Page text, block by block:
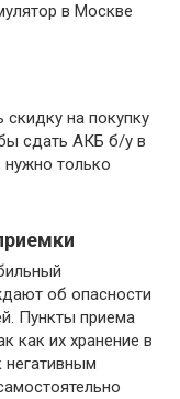
в Москве
скидку на покупку
сдать АКБ б/у в
только
об опасности
Пункты приема
как их хранение в